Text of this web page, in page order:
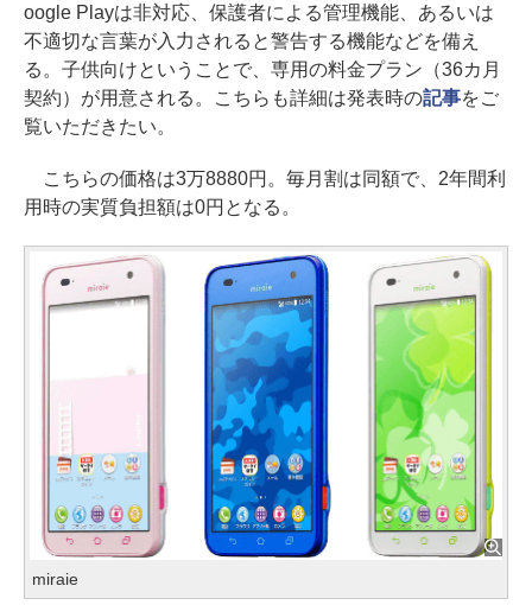
oogle Playは非対応、保護者による管理機能、あるいは
不適切な言葉が入力されると警告する機能などを備え
る。子供向けということで、専用の料金プラン（36カ月
契約）が用意される。こちらも詳細は発表時の記事をご
覧いただきたい。
こちらの価格は3万8880円。毎月割は同額で、2年間利
用時の実質負担額は0円となる。
miraie